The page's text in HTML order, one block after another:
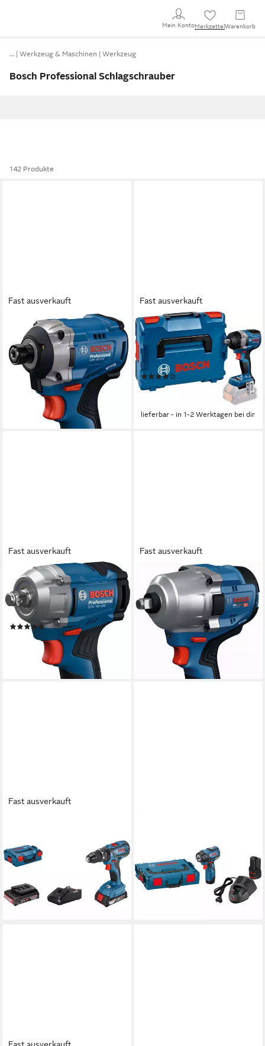
Mein KontoMerkzettel Warenkorb
… Werkzeug & Maschinen Werkzeug
Bosch Professional Schlagschrauber
142 Produkte
Fast ausverkauft
BOSCH PROFESSIONAL
Akku-Drehschlagschrauber
»GDR 18V-215«, ohne Akku,
ohne Ladegerät
119,93 € UVP185,64 €
lieferbar - in 1-2 Werktagen bei dir
Fast ausverkauft
BOSCH PROFESSIONAL
Akku-Drehschlagschrauber
»GDS 18V-750 C«, ohne
Akku, ohne Ladegerät
290,59 € 449,82 €
lieferbar - in 1-2 Werktagen bei dir
Fast ausverkauft
BOSCH PROFESSIONAL
Akku-Drehschlagschrauber
»GDS 18V-350«, ohne Akku,
ohne Ladegerät
(1)
152,98 € UVP 236,81 €
lieferbar - in 1-2 Werktagen bei dir
Fast ausverkauft
BOSCH PROFESSIONAL
Schlagschrauber GDS 18V-
780 solo, 780 Nm, ohne Akku
und Ladegerät
236,80 € UVP348,67 €
lieferbar - in 1-2 Werktagen bei dir
Fast ausverkauft
Professional Akku-
Schlagbohrschrauber GSB
-49%
lieferbar - in 3-4 Werktagen bei dir
Professional Akku-
Schlagschrauber GDS
244,99 €
lieferbar - in 2-3 Werktagen bei dir